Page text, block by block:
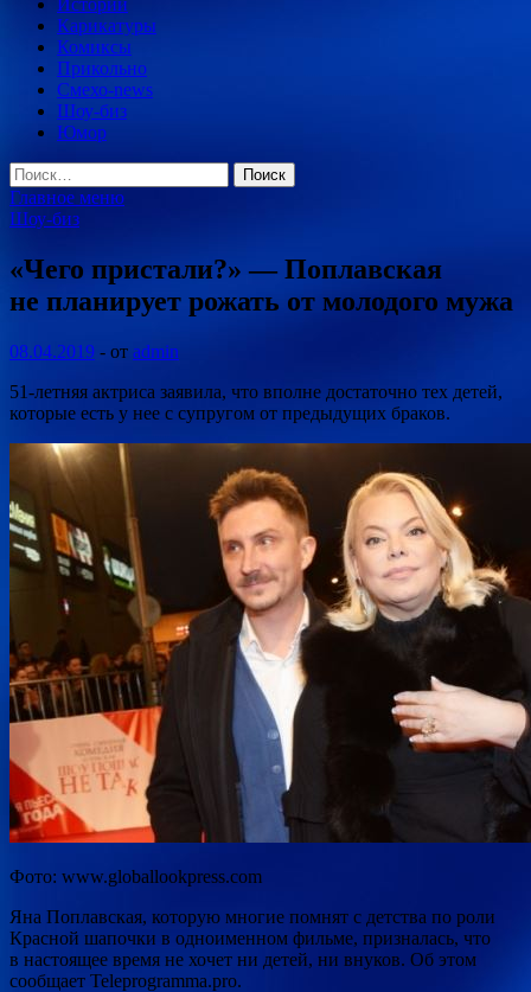
Истории
Карикатуры
Комиксы
Прикольно
Смехо-news
Шоу-биз
Юмор
Найти:
Главное меню
Шоу-биз
«Чего пристали?» — Поплавская
не планирует рожать от молодого мужа
08.04.2019 - от admin
51-летняя актриса заявила, что вполне достаточно тех детей,
которые есть у нее с супругом от предыдущих браков.
Фото: www.globallookpress.com
Яна Поплавская, которую многие помнят с детства по роли
Красной шапочки в одноименном фильме, призналась, что
в настоящее время не хочет ни детей, ни внуков. Об этом
сообщает Teleprogramma.pro.